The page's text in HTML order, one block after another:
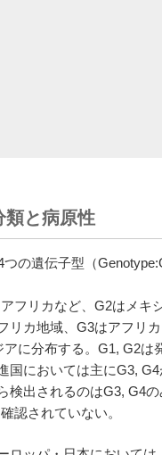
類と病原性
の遺伝子型（
フリカなど、G2はメキ
リカ地域、G3はアフリ
アに分布する。G1, G2は
国においては主にG3, G4
検出されるのはG3, G4
認されていない。